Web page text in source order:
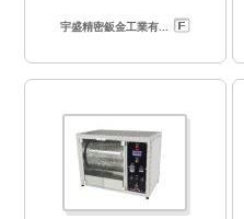
宇盛精密鈑金工業有...